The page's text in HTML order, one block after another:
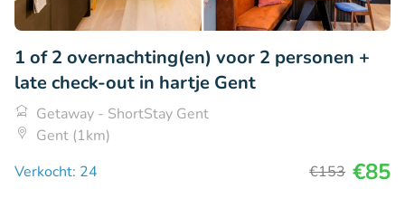
1 of 2 overnachting(en) voor 2 personen +
late check-out in hartje Gent
Getaway - ShortStay Gent
Gent (1km)
Verkocht: 24
€153 €85